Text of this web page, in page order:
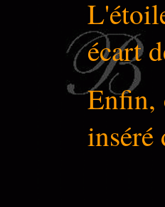
écart
Enfin,
inséré